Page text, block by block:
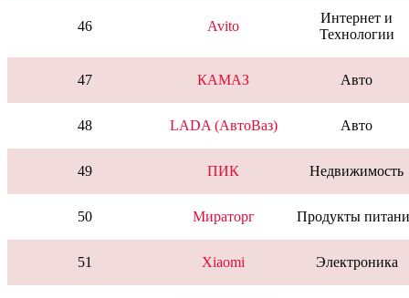
46 Avito
Интернет и
Технологии
47 КАМАЗ Авто
48 LADA (АвтоВаз) Авто
49 ПИК Недвижимость
50 Мираторг Продукты
51 Xiaomi Электроника